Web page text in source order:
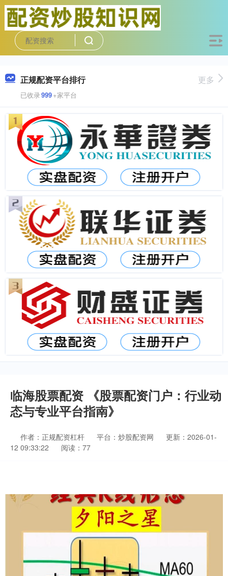
正规配资平台排行
已收录999+家平台
更多
临海股票配资 《股票配资门户：行业动
态与专业平台指南》
作者：正规配资杠杆 平台：炒股配资网
更新：2026-01-
12 09:33:22
阅读：77